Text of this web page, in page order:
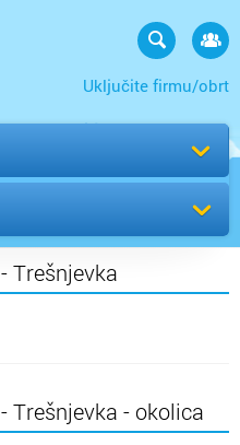
Uključite firmu/obrt
Trešnjevka
Trešnjevka - okolica